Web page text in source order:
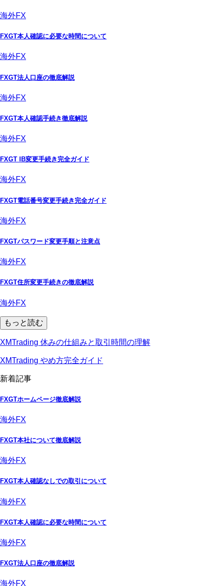
海外FX
FXGT本人確認に必要な時間について
海外FX
FXGT法人口座の徹底解説
海外FX
FXGT本人確認手続き徹底解説
海外FX
FXGT IB変更手続き完全ガイド
海外FX
FXGT電話番号変更手続き完全ガイド
海外FX
FXGTパスワード変更手順と注意点
海外FX
FXGT住所変更手続きの徹底解説
海外FX
もっと読む
XMTrading 休みの仕組みと取引時間の理解
XMTrading やめ方完全ガイド
新着記事
FXGTホームページ徹底解説
海外FX
FXGT本社について徹底解説
海外FX
FXGT本人確認なしでの取引について
海外FX
FXGT本人確認に必要な時間について
海外FX
FXGT法人口座の徹底解説
海外FX